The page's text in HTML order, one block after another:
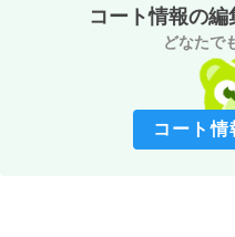
コート情報の編
どなたで
コート